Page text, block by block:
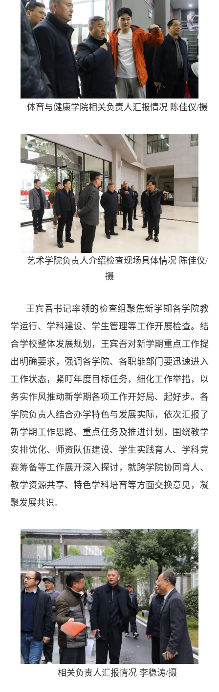
体育与健康学院相关负责人汇报情况 陈佳仪/摄
艺术学院负责人介绍检查现场具体情况 陈佳仪/
摄
王宾吾书记率领的检查组聚焦新学期各学院教
学运行、学科建设、学生管理等工作开展检查。结
合学校整体发展规划，王宾吾对新学期重点工作提
出明确要求，强调各学院、各职能部门要迅速进入
工作状态，紧盯年度目标任务，细化工作举措，以
务实作风推动新学期各项工作开好局、起好步。各
学院负责人结合办学特色与发展实际，依次汇报了
新学期工作思路、重点任务及推进计划，围绕教学
安排优化、师资队伍建设、学生实践育人、学科竞
赛筹备等工作展开深入探讨，就跨学院协同育人、
教学资源共享、特色学科培育等方面交换意见，凝
聚发展共识。
相关负责人汇报情况 李稳涛/摄